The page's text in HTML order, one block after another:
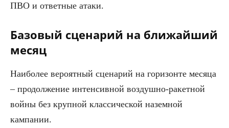
ПВО и ответные атаки.
Базовый сценарий на ближайший
месяц
Наиболее вероятный сценарий на горизонте месяца
– продолжение интенсивной воздушно-ракетной
войны без крупной классической наземной
кампании.